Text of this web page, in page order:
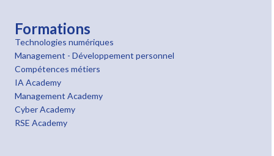
Formations
Technologies numériques
Management - Développement personnel
Compétences métiers
IA Academy
Management Academy
Cyber Academy
RSE Academy